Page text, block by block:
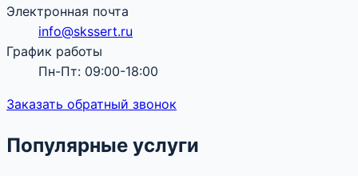
Электронная почта
info@skssert.ru
График работы
Пн-Пт: 09:00-18:00
Заказать обратный звонок
Популярные услуги